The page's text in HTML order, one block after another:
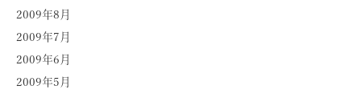
2009年8月
2009年7月
2009年6月
2009年5月